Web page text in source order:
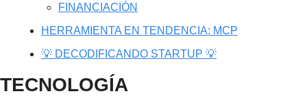
FINANCIACIÓN
HERRAMIENTA EN TENDENCIA: MCP
💡 DECODIFICANDO STARTUP 💡
TECNOLOGÍA